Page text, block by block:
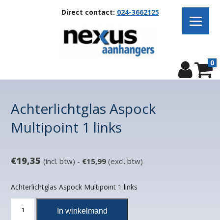
Direct contact: 024-3662125
0
Achterlichtglas Aspock
Multipoint 1 links
€19,35 (incl. btw) - €15,99 (excl. btw)
Achterlichtglas Aspock Multipoint 1 links
Achterlichtglas
Aspock
In winkelmand